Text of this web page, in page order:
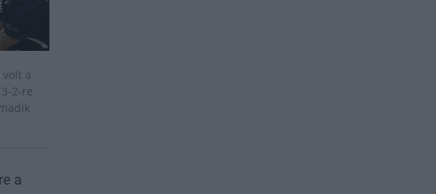
a
2-re
a